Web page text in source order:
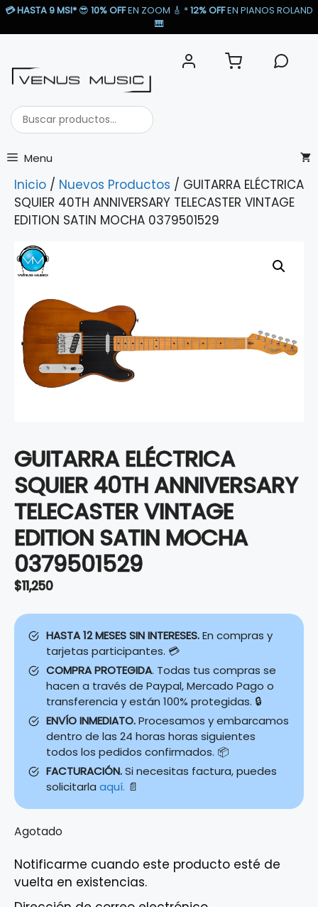
Saltar
💳HASTA 9 MSI* 😎 10% OFFEN ZOOM 🎸​ *12% OFFEN PIANOS ROLAND
🎹​
Buscar
productos...
Menu
Inicio / Nuevos Productos / GUITARRA ELÉCTRICA
SQUIER 40TH ANNIVERSARY TELECASTER VINTAGE
EDITION SATIN MOCHA 0379501529
GUITARRA ELÉCTRICA
SQUIER 40TH ANNIVERSARY
TELECASTER VINTAGE
EDITION SATIN MOCHA
0379501529
$11,250
HASTA 12 MESES SIN INTERESES.En compras y
tarjetas participantes. 💳
COMPRA PROTEGIDA. Todas tus compras se
hacen a través de Paypal, Mercado Pago o
transferencia y están 100% protegidas. 🔒
ENVÍO INMEDIATO.Procesamos y embarcamos
dentro de las 24 horas horas siguientes
todos los pedidos confirmados. 📦
FACTURACIÓN.Si necesitas factura, puedes
solicitarla aquí. 📄
Agotado
Notificarme cuando este producto esté de
vuelta en existencias.